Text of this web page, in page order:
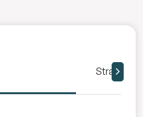
Strategier